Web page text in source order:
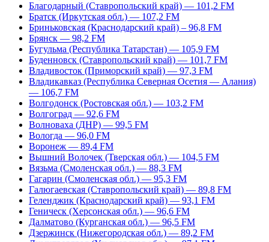
Благодарный (Ставропольский край) — 101,2 FM
Братск (Иркутская обл.) — 107,2 FM
Бриньковская (Краснодарский край) – 96,8 FM
Брянск — 98,2 FM
Бугульма (Республика Татарстан) — 105,9 FM
Буденновск (Ставропольский край) — 101,7 FM
Владивосток (Приморский край) — 97,3 FM
Владикавказ (Республика Северная Осетия — Алания)
— 106,7 FM
Волгодонск (Ростовская обл.) — 103,2 FM
Волгоград — 92,6 FM
Волноваха (ДНР) — 99,5 FM
Вологда — 96,0 FM
Воронеж — 89,4 FM
Вышний Волочек (Тверская обл.) — 104,5 FM
Вязьма (Смоленская обл.) — 88,3 FM
Гагарин (Смоленская обл.) — 95,3 FM
Галюгаевская (Ставропольский край) — 89,8 FM
Геленджик (Краснодарский край) — 93,1 FM
Геническ (Херсонская обл.) — 96,6 FM
Далматово (Курганская обл.) — 96,5 FM
Дзержинск (Нижегородская обл.) — 89,2 FM